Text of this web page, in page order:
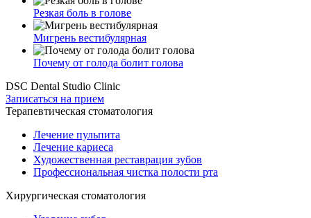
Резкая боль в голове
Мигрень вестибулярная
Почему от голода болит голова
DSC Dental Studio Clinic
Записаться на прием
Терапевтическая стоматология
Лечение пульпита
Лечение кариеса
Художественная реставрация зубов
Профессиональная чистка полости рта
Хирургическая стоматология